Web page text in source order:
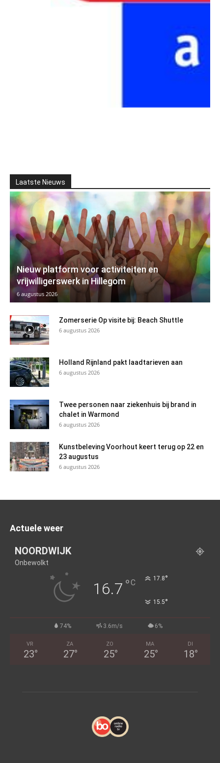
Laatste Nieuws
Nieuw platform voor activiteiten en
vrijwilligerswerk in Hillegom
6 augustus 2026
Zomerserie Op visite bij: Beach Shuttle
6 augustus 2026
Holland Rijnland pakt laadtarieven aan
6 augustus 2026
Twee personen naar ziekenhuis bij brand in
chalet in Warmond
6 augustus 2026
Kunstbeleving Voorhout keert terug op 22 en
23 augustus
6 augustus 2026
Actuele weer
NOORDWIJK
Onbewolkt
16.7 °C 17.8°
15.5°
74% 3.6m/s 6%
VR
23°
ZA
27°
ZO
25°
MA
25°
DI
18°